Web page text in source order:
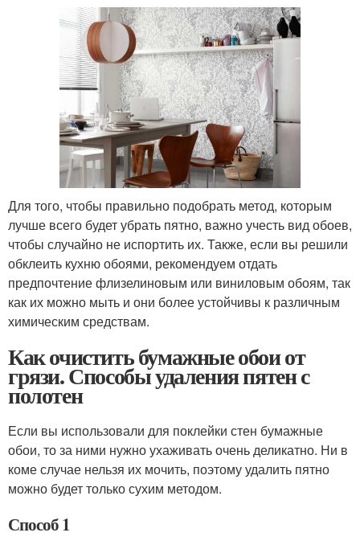
Для того, чтобы правильно подобрать метод, которым
лучше всего будет убрать пятно, важно учесть вид обоев,
чтобы случайно не испортить их. Также, если вы решили
обклеить кухню обоями, рекомендуем отдать
предпочтение флизелиновым или виниловым обоям, так
как их можно мыть и они более устойчивы к различным
химическим средствам.
Как очистить бумажные обои от
грязи. Способы удаления пятен с
полотен
Если вы использовали для поклейки стен бумажные
обои, то за ними нужно ухаживать очень деликатно. Ни в
коме случае нельзя их мочить, поэтому удалить пятно
можно будет только сухим методом.
Способ 1